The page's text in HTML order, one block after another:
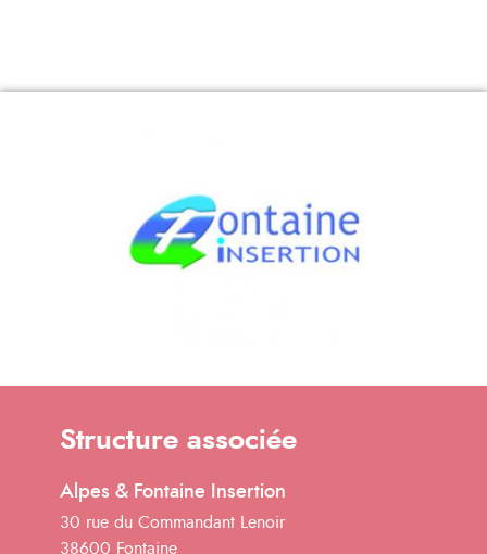
Structure associée
Alpes & Fontaine Insertion
30 rue du Commandant Lenoir
38600 Fontaine